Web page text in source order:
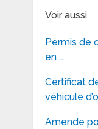
Voir aussi
Permis de
en …
Certificat
véhicule
Amende